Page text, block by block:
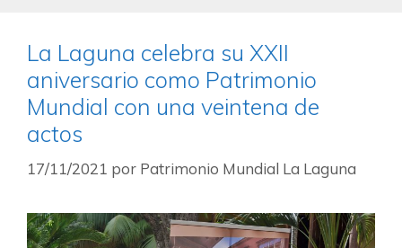
La Laguna celebra su XXII
aniversario como Patrimonio
Mundial con una veintena de
actos
17/11/2021 por Patrimonio Mundial La Laguna